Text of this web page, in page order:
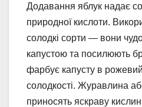
Додавання яблук надає
природної кислоти.
солодкі сорти — вони
капустою та посилюють
фарбує капусту в рожевий
солодкості. Журавлина
приносять яскраву